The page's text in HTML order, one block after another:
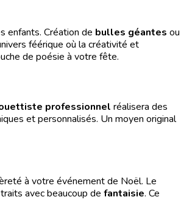
enfants. Création de bulles géantes ou
féérique où la créativité et
de poésie à votre fête.
professionnel réalisera des
et personnalisés. Un moyen original
à votre événement de Noël. Le
avec beaucoup de fantaisie. Ce